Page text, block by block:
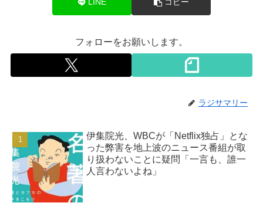
LINE コピー
フォローをお願いします。
ラジサマリー
伊集院光、WBCが「Netflix独占」とな
った弊害を地上波のニュース番組が取
り扱わないことに疑問「一言も、誰一
人言わないよね」